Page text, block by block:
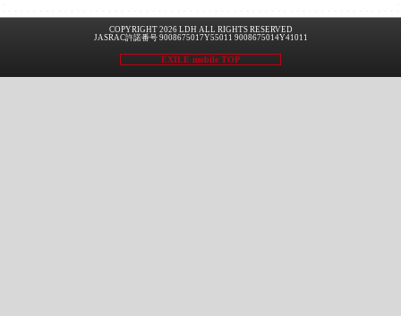
COPYRIGHT 2026 LDH ALL RIGHTS RESERVED
JASRAC許諾番号 9008675017Y55011 9008675014Y41011
EXILE mobile TOP